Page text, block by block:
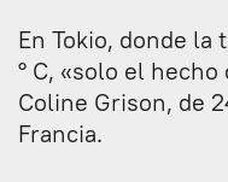
En Tokio, donde
° C, «solo el
Coline Grison, de
Francia.